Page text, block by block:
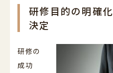
研修目的の明確
決定
研修の
成功